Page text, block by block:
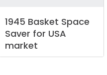
1945 Basket Space
Saver for USA
market